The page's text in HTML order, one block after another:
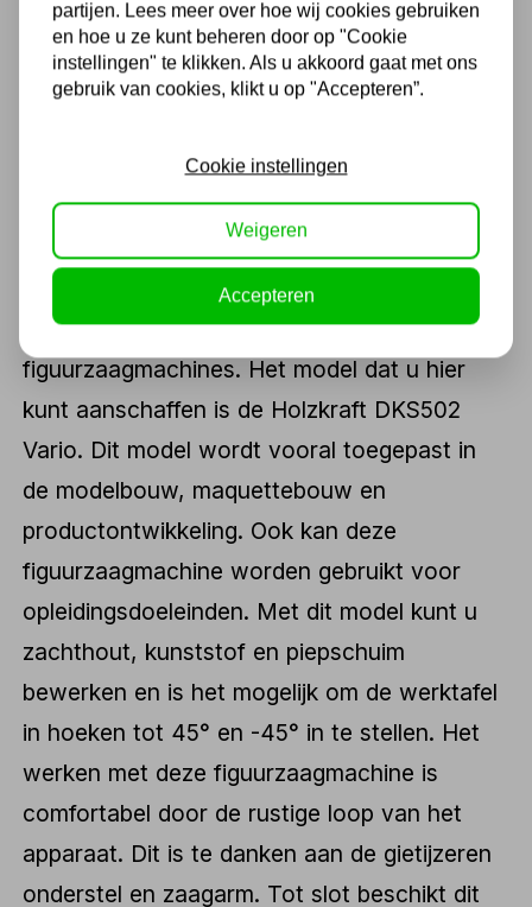
Houtklovers
Lintzaagmachines
Cirkelzaagtafels
Figuurzaagmachines
Kippers Rijssen verkoopt verschillende
zaagmachines, waaronder
figuurzaagmachines. Het model dat u hier
kunt aanschaffen is de Holzkraft DKS502
Vario. Dit model wordt vooral toegepast in
de modelbouw, maquettebouw en
productontwikkeling. Ook kan deze
figuurzaagmachine worden gebruikt voor
opleidingsdoeleinden. Met dit model kunt u
zachthout, kunststof en piepschuim
bewerken en is het mogelijk om de werktafel
in hoeken tot 45° en -45° in te stellen. Het
werken met deze figuurzaagmachine is
comfortabel door de rustige loop van het
apparaat. Dit is te danken aan de gietijzeren
onderstel en zaagarm. Tot slot beschikt dit
partijen. Lees meer over hoe wij cookies gebruiken
en hoe u ze kunt beheren door op "Cookie
instellingen" te klikken. Als u akkoord gaat met ons
gebruik van cookies, klikt u op "Accepteren”.
Cookie instellingen
Weigeren
Accepteren